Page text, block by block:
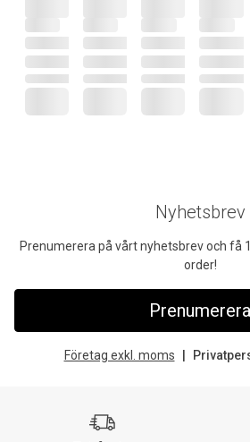
Nyhetsbrev
Prenumerera på vårt nyhetsbrev och få
order!
Prenumerera
Företag exkl. moms